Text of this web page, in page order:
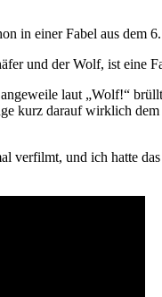
in einer Fabel aus dem
und der Wolf, ist eine
laut „Wolf!“
kurz darauf wirklich
verfilmt, und ich hatte